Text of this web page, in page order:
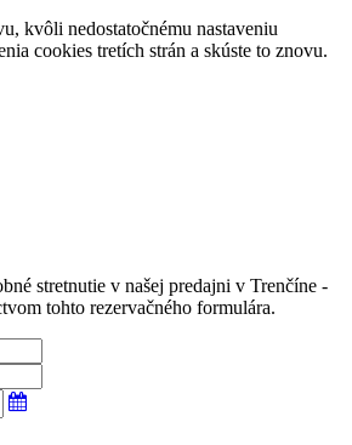
kvôli nedostatočnému nastaveniu
cookies tretích strán a skúste to znovu.
stretnutie v našej predajni v Trenčíne -
tohto rezervačného formulára.